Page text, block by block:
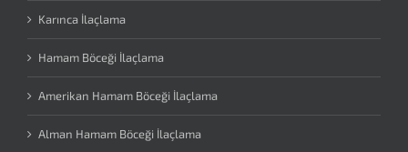
Karınca İlaçlama
Hamam Böceği İlaçlama
Amerikan Hamam Böceği İlaçlama
Alman Hamam Böceği İlaçlama